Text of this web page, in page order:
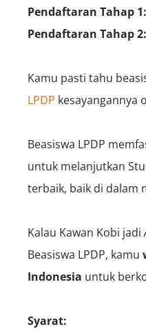
Pendaftaran Tahap 1:
Pendaftaran Tahap 2:
Kamu pasti tahu
LPDP kesayangannya
Beasiswa LPDP
untuk melanjutkan
terbaik, baik di dalam
Kalau Kawan Kobi jadi
Beasiswa LPDP, kamu
Indonesia untuk
Syarat: